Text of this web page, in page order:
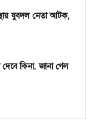
যুবদল নেতা আটক,
দেবে কিনা, জানা গেল